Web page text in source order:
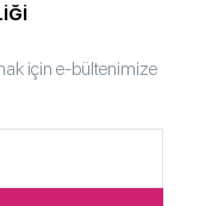
için e-bültenimize